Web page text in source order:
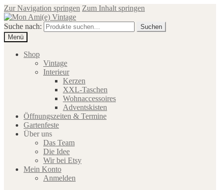
Zur Navigation springen Zum Inhalt springen
Suche nach:
Suchen
Menü
Shop
Vintage
Interieur
Kerzen
XXL-Taschen
Wohnaccessoires
Adventskisten
Öffnungszeiten & Termine
Gartenfeste
Über uns
Das Team
Die Idee
Wir bei Etsy
Mein Konto
Anmelden